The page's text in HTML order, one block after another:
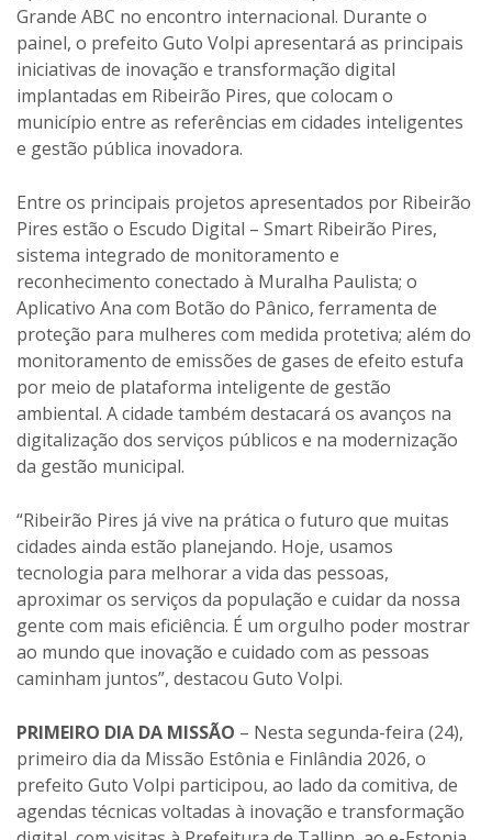
Grande ABC no encontro internacional. Durante o
painel, o prefeito Guto Volpi apresentará as principais
iniciativas de inovação e transformação digital
implantadas em Ribeirão Pires, que colocam o
município entre as referências em cidades inteligentes
e gestão pública inovadora.
Entre os principais projetos apresentados por Ribeirão
Pires estão o Escudo Digital – Smart Ribeirão Pires,
sistema integrado de monitoramento e
reconhecimento conectado à Muralha Paulista; o
Aplicativo Ana com Botão do Pânico, ferramenta de
proteção para mulheres com medida protetiva; além do
monitoramento de emissões de gases de efeito estufa
por meio de plataforma inteligente de gestão
ambiental. A cidade também destacará os avanços na
digitalização dos serviços públicos e na modernização
da gestão municipal.
“Ribeirão Pires já vive na prática o futuro que muitas
cidades ainda estão planejando. Hoje, usamos
tecnologia para melhorar a vida das pessoas,
aproximar os serviços da população e cuidar da nossa
gente com mais eficiência. É um orgulho poder mostrar
ao mundo que inovação e cuidado com as pessoas
caminham juntos”, destacou Guto Volpi.
PRIMEIRO DIA DA MISSÃO – Nesta segunda-feira (24),
primeiro dia da Missão Estônia e Finlândia 2026, o
prefeito Guto Volpi participou, ao lado da comitiva, de
agendas técnicas voltadas à inovação e transformação